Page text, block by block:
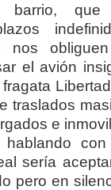
barrio, que
nos
el avión
traslados
e
sería
pero en